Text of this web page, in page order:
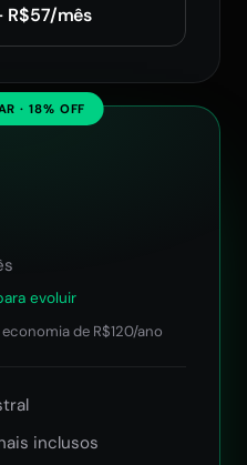
mês
· 18% OFF
evoluir
economia de R$120/ano
inclusos